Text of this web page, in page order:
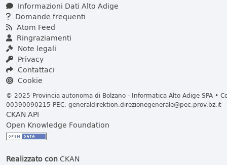
Informazioni Dati Alto Adige
Domande frequenti
Atom Feed
Ringraziamenti
Note legali
Privacy
Contattaci
Cookie
© 2025 Provincia autonoma di Bolzano - Informatica Alto Adige SPA •
00390090215 PEC: generaldirektion.direzionegenerale@pec.prov.bz.it
CKAN API
Open Knowledge Foundation
Realizzato conCKAN